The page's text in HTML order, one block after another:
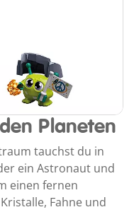
Planeten
tauchst du in
ein Astronaut und
einen fernen
Fahne und